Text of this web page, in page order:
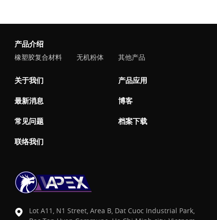
产品介绍
橡塑胶复合材料 无机粉体 其他产品
关于我们 产品应用
最新消息 博客
常见问题 档案下载
联络我们
Lot A11, N1 Street, Area B, Dat Cuoc Industrial Park,